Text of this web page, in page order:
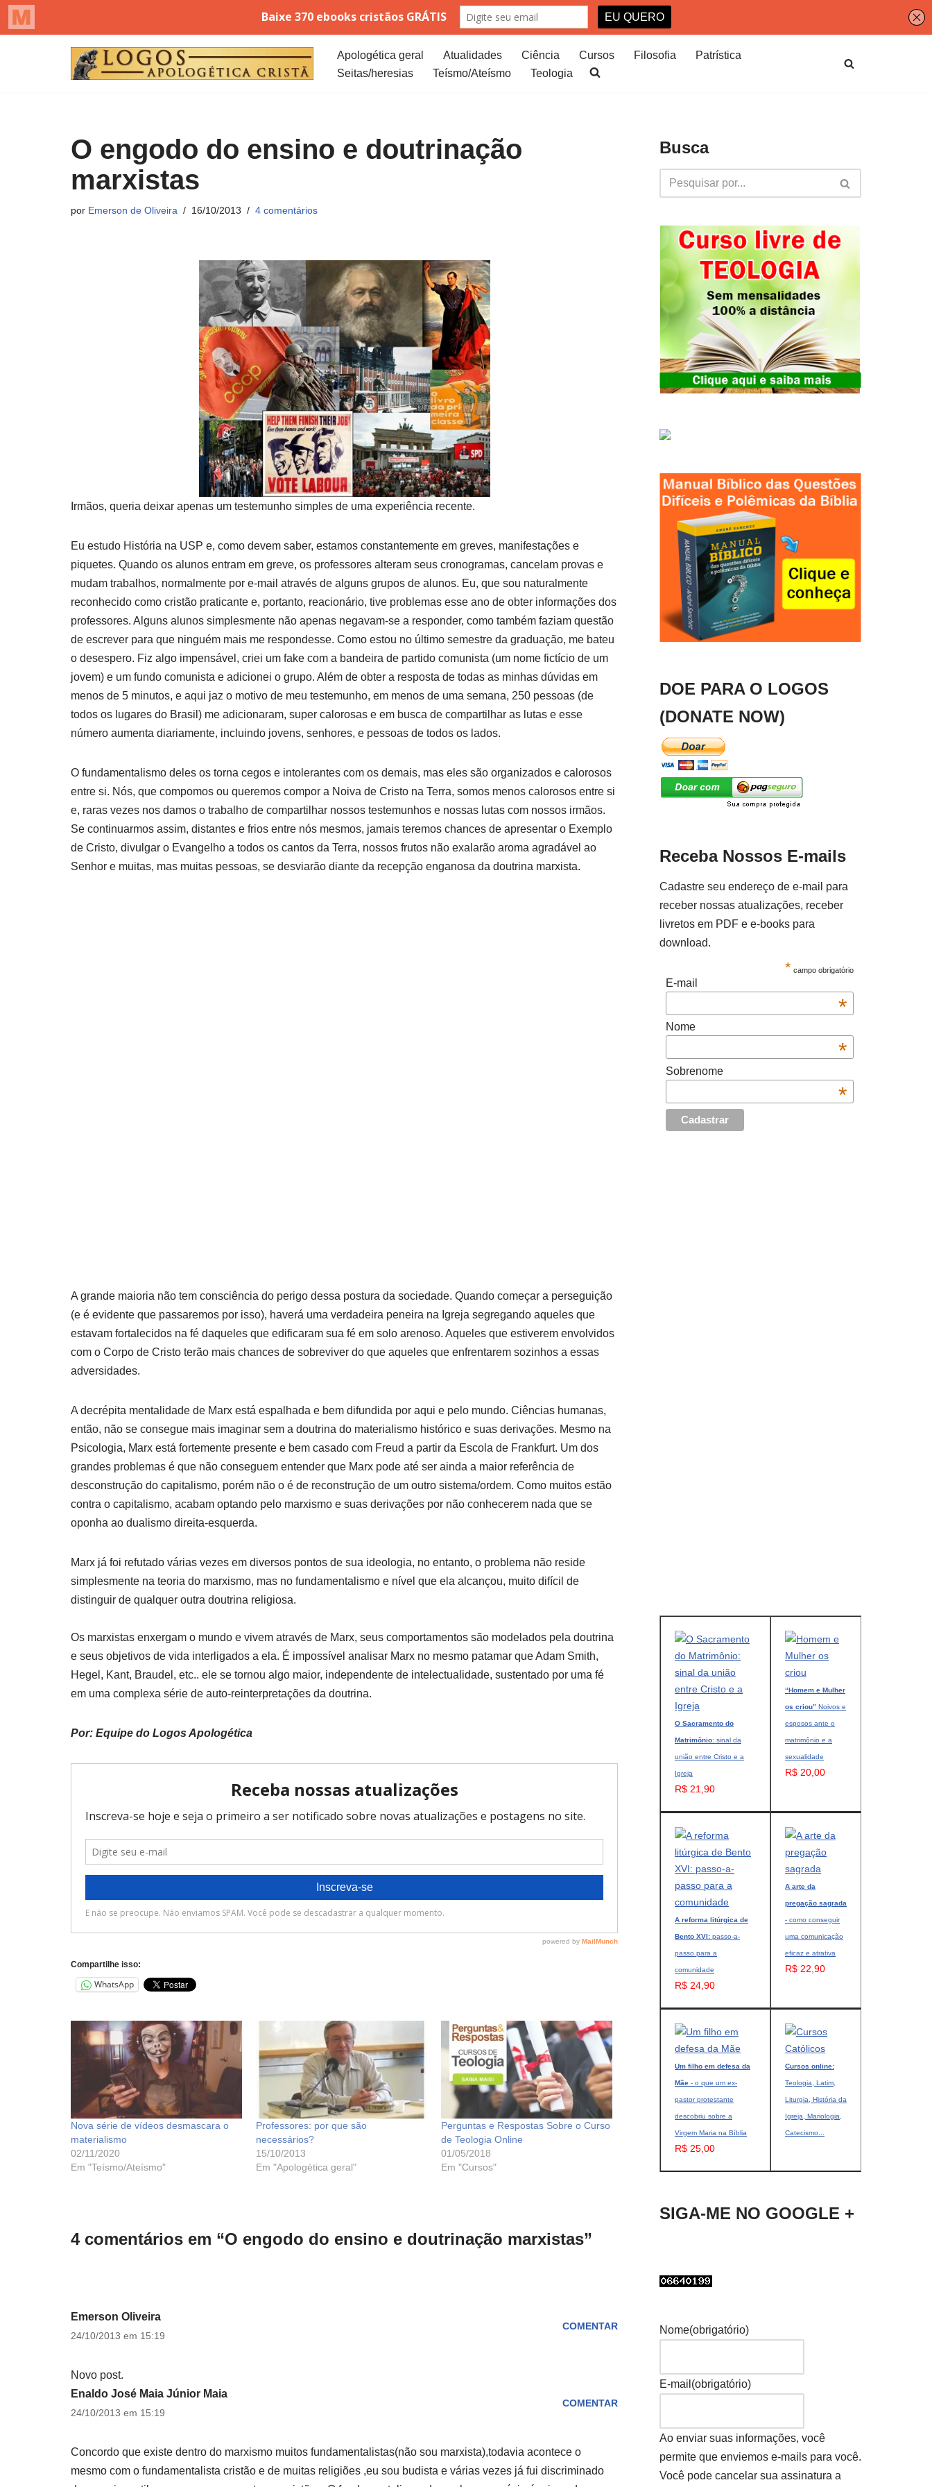
Apologética geral Atualidades Ciência Cursos Filosofia
Patrística
Seitas/heresias
Teísmo/Ateísmo Teologia
O engodo do ensino e doutrinação
marxistas
por Emerson de Oliveira 16/10/2013 4 comentários
Irmãos, queria deixar apenas um testemunho simples de uma experiência recente.
Eu estudo História na USP e, como devem saber, estamos constantemente em greves, manifestações e
piquetes. Quando os alunos entram em greve, os professores alteram seus cronogramas, cancelam provas e
mudam trabalhos, normalmente por e-mail através de alguns grupos de alunos. Eu, que sou naturalmente
reconhecido como cristão praticante e, portanto, reacionário, tive problemas esse ano de obter informações dos
professores. Alguns alunos simplesmente não apenas negavam-se a responder, como também faziam questão
de escrever para que ninguém mais me respondesse. Como estou no último semestre da graduação, me bateu
o desespero. Fiz algo impensável, criei um fake com a bandeira de partido comunista (um nome fictício de um
jovem) e um fundo comunista e adicionei o grupo. Além de obter a resposta de todas as minhas dúvidas em
menos de 5 minutos, e aqui jaz o motivo de meu testemunho, em menos de uma semana, 250 pessoas (de
todos os lugares do Brasil) me adicionaram, super calorosas e em busca de compartilhar as lutas e esse
número aumenta diariamente, incluindo jovens, senhores, e pessoas de todos os lados.
O fundamentalismo deles os torna cegos e intolerantes com os demais, mas eles são organizados e calorosos
entre si. Nós, que compomos ou queremos compor a Noiva de Cristo na Terra, somos menos calorosos entre si
e, raras vezes nos damos o trabalho de compartilhar nossos testemunhos e nossas lutas com nossos irmãos.
Se continuarmos assim, distantes e frios entre nós mesmos, jamais teremos chances de apresentar o Exemplo
de Cristo, divulgar o Evangelho a todos os cantos da Terra, nossos frutos não exalarão aroma agradável ao
Senhor e muitas, mas muitas pessoas, se desviarão diante da recepção enganosa da doutrina marxista.
A grande maioria não tem consciência do perigo dessa postura da sociedade. Quando começar a perseguição
(e é evidente que passaremos por isso), haverá uma verdadeira peneira na Igreja segregando aqueles que
estavam fortalecidos na fé daqueles que edificaram sua fé em solo arenoso. Aqueles que estiverem envolvidos
com o Corpo de Cristo terão mais chances de sobreviver do que aqueles que enfrentarem sozinhos a essas
adversidades.
A decrépita mentalidade de Marx está espalhada e bem difundida por aqui e pelo mundo. Ciências humanas,
então, não se consegue mais imaginar sem a doutrina do materialismo histórico e suas derivações. Mesmo na
Psicologia, Marx está fortemente presente e bem casado com Freud a partir da Escola de Frankfurt. Um dos
grandes problemas é que não conseguem entender que Marx pode até ser ainda a maior referência de
desconstrução do capitalismo, porém não o é de reconstrução de um outro sistema/ordem. Como muitos estão
contra o capitalismo, acabam optando pelo marxismo e suas derivações por não conhecerem nada que se
oponha ao dualismo direita-esquerda.
Marx já foi refutado várias vezes em diversos pontos de sua ideologia, no entanto, o problema não reside
simplesmente na teoria do marxismo, mas no fundamentalismo e nível que ela alcançou, muito difícil de
distinguir de qualquer outra doutrina religiosa.
Os marxistas enxergam o mundo e vivem através de Marx, seus comportamentos são modelados pela doutrina
e seus objetivos de vida interligados a ela. É impossível analisar Marx no mesmo patamar que Adam Smith,
Hegel, Kant, Braudel, etc.. ele se tornou algo maior, independente de intelectualidade, sustentado por uma fé
em uma complexa série de auto-reinterpretações da doutrina.
Por: Equipe do Logos Apologética
Compartilhe isso:
WhatsApp
Nova série de vídeos desmascara o
materialismo
02/11/2020
Em "Teísmo/Ateísmo"
Professores: por que são
necessários?
15/10/2013
Em "Apologética geral"
Perguntas e Respostas Sobre o Curso
de Teologia Online
01/05/2018
Em "Cursos"
4 comentários em “O engodo do ensino e doutrinação marxistas”
Emerson Oliveira
24/10/2013 em 15:19
COMENTAR
Novo post.
Enaldo José Maia Júnior Maia
24/10/2013 em 15:19
COMENTAR
Concordo que existe dentro do marxismo muitos fundamentalistas(não sou marxista),todavia acontece o
mesmo com o fundamentalista cristão e de muitas religiões ,eu sou budista e várias vezes já fui discriminado
Busca
DOE PARA O LOGOS
(DONATE NOW)
Receba Nossos E-mails
Cadastre seu endereço de e-mail para
receber nossas atualizações, receber
livretos em PDF e e-books para
download.
* campo obrigatório
E-mail
*
Nome
*
Sobrenome
*
O Sacramento do
Matrimônio: sinal da
união entre Cristo e a
Igreja
R$ 21,90
“Homem e Mulher
os criou” Noivos e
esposos ante o
matrimônio e a
sexualidade
R$ 20,00
A reforma litúrgica de
Bento XVI: passo-a-
passo para a
comunidade
R$ 24,90
A arte da
pregação sagrada
- como conseguir
uma comunicação
eficaz e atrativa
R$ 22,90
Um filho em defesa da
Mãe - o que um ex-
pastor protestante
descobriu sobre a
Virgem Maria na Bíblia
R$ 25,00
Cursos online:
Teologia, Latim,
Liturgia, História da
Igreja, Mariologia,
Catecismo...
SIGA-ME NO GOOGLE +
Nome(obrigatório)
E-mail (obrigatório)
Ao enviar suas informações, você
permite que enviemos e-mails para você.
Você pode cancelar sua assinatura a